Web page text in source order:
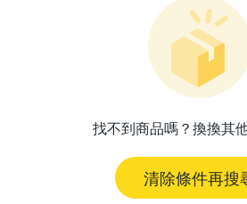
找不到商品嗎？換換其
清除條件再搜